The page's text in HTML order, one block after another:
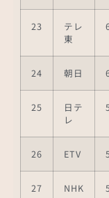
23
テレ
東
24 朝日
25
日テ
レ
26 ETV
27 NHK